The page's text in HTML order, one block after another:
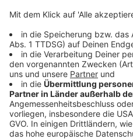
Wenn Ihr zu Fuß oder mit
müsst Ihr Euch keine
sind von den nächtlichen
und können wie gewohnt
plant, die
abzuschließen, damit der
Himmelfahrts-